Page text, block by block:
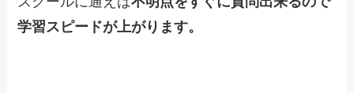
学習スピードが上がります。